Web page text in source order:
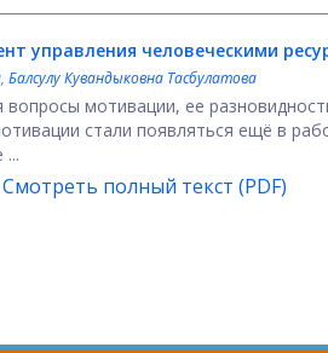
управления человеческими
, Балсулу Кувандыковна Тасбулатова
мотивации, ее
стали появляться ещё в
...
Смотреть полный текст (PDF)